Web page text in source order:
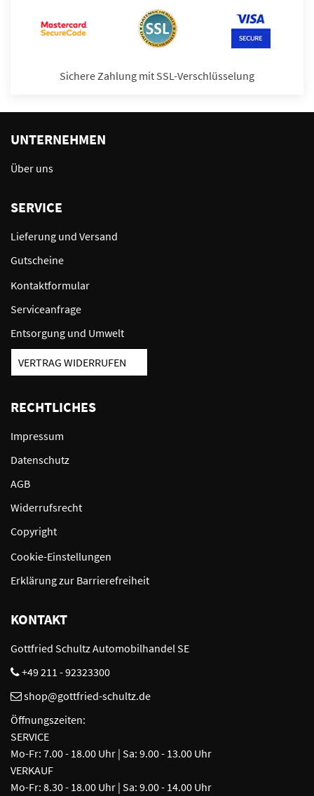
Sichere Zahlung mit SSL-Verschlüsselung
UNTERNEHMEN
Über uns
SERVICE
Lieferung und Versand
Gutscheine
Kontaktformular
Serviceanfrage
Entsorgung und Umwelt
VERTRAG WIDERRUFEN
RECHTLICHES
Impressum
Datenschutz
AGB
Widerrufsrecht
Copyright
Cookie-Einstellungen
Erklärung zur Barrierefreiheit
KONTAKT
Gottfried Schultz Automobilhandel SE
+49 211 - 92323300
shop@gottfried-schultz.de
Öffnungszeiten:
SERVICE
Mo-Fr: 7.00 - 18.00 Uhr | Sa: 9.00 - 13.00 Uhr
VERKAUF
Mo-Fr: 8.30 - 18.00 Uhr | Sa: 9.00 - 14.00 Uhr